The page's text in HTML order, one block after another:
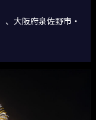
大阪府泉佐野市・